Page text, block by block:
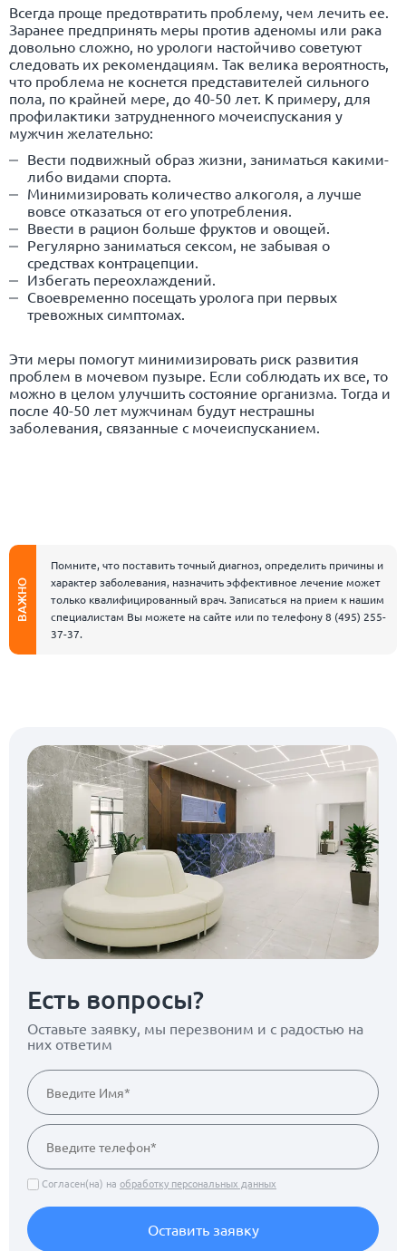
Всегда проще предотвратить проблему, чем лечить ее.
Заранее предпринять меры против аденомы или рака
довольно сложно, но урологи настойчиво советуют
следовать их рекомендациям. Так велика вероятность,
что проблема не коснется представителей сильного
пола, по крайней мере, до 40-50 лет. К примеру, для
профилактики затрудненного мочеиспускания у
мужчин желательно:
Вести подвижный образ жизни, заниматься какими-
либо видами спорта.
Минимизировать количество алкоголя, а лучше
вовсе отказаться от его употребления.
Ввести в рацион больше фруктов и овощей.
Регулярно заниматься сексом, не забывая о
средствах контрацепции.
Избегать переохлаждений.
Своевременно посещать уролога при первых
тревожных симптомах.
Эти меры помогут минимизировать риск развития
проблем в мочевом пузыре. Если соблюдать их все, то
можно в целом улучшить состояние организма. Тогда и
после 40-50 лет мужчинам будут нестрашны
заболевания, связанные с мочеиспусканием.
ВАЖНО
Помните, что поставить точный диагноз, определить причины и
характер заболевания, назначить эффективное лечение может
только квалифицированный врач. Записаться на прием к нашим
специалистам Вы можете на сайте или по телефону8 (495) 255-
37-37.
Есть вопросы?
Оставьте заявку, мы перезвоним и с радостью на
них ответим
Согласен(на) на обработку персональных данных
Оставить заявку